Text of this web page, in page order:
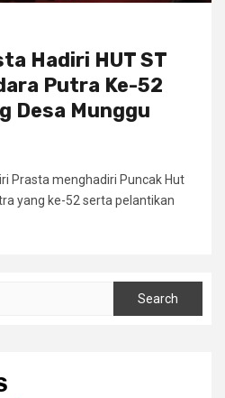
Hadiri HUT ST
Putra Ke-52
Desa Munggu
Prasta menghadiri Puncak Hut
yang ke-52 serta pelantikan